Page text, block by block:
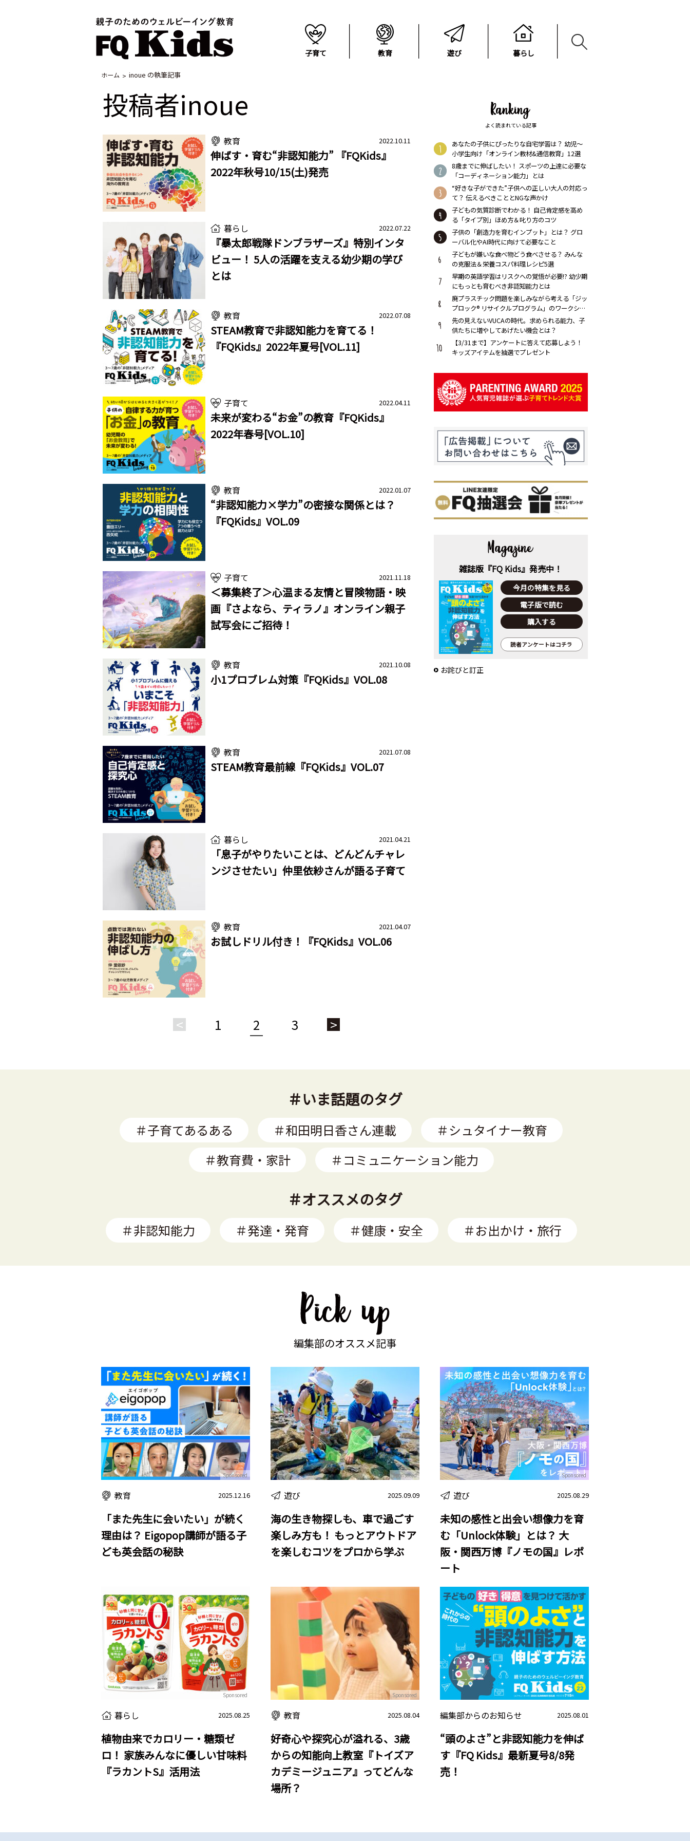
子育て 教育 遊び 暮らし
ホーム inoue の執筆記事
投稿者inoue
教育 2022.10.11
伸ばす・育む“非認知能力” 『FQKids』
2022年秋号10/15(土)発売
暮らし 2022.07.22
『暴太郎戦隊ドンブラザーズ』特別インタ
ビュー！ 5人の活躍を支える幼少期の学び
とは
教育 2022.07.08
STEAM教育で非認知能力を育てる！
『FQKids』2022年夏号[VOL.11]
子育て 2022.04.11
未来が変わる“お金”の教育『FQKids』
2022年春号[VOL.10]
教育 2022.01.07
“非認知能力×学力”の密接な関係とは？
『FQKids』VOL.09
子育て 2021.11.18
＜募集終了＞心温まる友情と冒険物語・映
画『さよなら、ティラノ』オンライン親子
試写会にご招待！
教育 2021.10.08
小1プロブレム対策『FQKids』VOL.08
教育 2021.07.08
STEAM教育最前線『FQKids』VOL.07
暮らし 2021.04.21
「息子がやりたいことは、どんどんチャレ
ンジさせたい」仲里依紗さんが語る子育て
教育 2021.04.07
お試しドリル付き！『FQKids』VOL.06
< 1 2 3 >
よく読まれている記事
あなたの子供にぴったりな自宅学習は？ 幼児〜
小学生向け「オンライン教材&通信教育」12選
8歳までに伸ばしたい！ スポーツの上達に必要な
「コーディネーション能力」とは
“好きな子ができた”子供への正しい大人の対応っ
て？ 伝えるべきこととNGな声かけ
子どもの気質診断でわかる！ 自己肯定感を高め
る「タイプ別」ほめ方＆叱り方のコツ
子供の「創造力を育むインプット」とは？ グロ
ーバル化やAI時代に向けて必要なこと
子どもが嫌いな食べ物どう食べさせる？ みんな
の克服法＆栄養コスパ料理レシピ5選
早期の英語学習はリスクへの覚悟が必要!? 幼少期
にもっとも育むべき非認知能力とは
廃プラスチック問題を楽しみながら考える「ジッ
プロック® リサイクルプログラム」のワークショ
ップをレポート！
先の見えないVUCAの時代。求められる能力、子
供たちに増やしてあげたい機会とは？
【3/31まで】アンケートに答えて応募しよう！
キッズアイテムを抽選でプレゼント
雑誌版『FQ Kids』発売中！
今月の特集を見る
電子版で読む
購入する
読者アンケートはコチラ
お詫びと訂正
＃いま話題のタグ
＃子育てあるある ＃和田明日香さん連載
＃シュタイナー教育
＃教育費・家計
＃コミュニケーション能力
＃オススメのタグ
＃非認知能力 ＃発達・発育 ＃健康・安全 ＃お出かけ・旅行
編集部のオススメ記事
教育 2025.12.16
「また先生に会いたい」が続く
理由は？ Eigopop講師が語る子
ども英会話の秘訣
Sponsored
遊び 2025.09.09
海の生き物探しも、車で過ごす
楽しみ方も！ もっとアウトドア
を楽しむコツをプロから学ぶ
Sponsored
遊び 2025.08.29
未知の感性と出会い想像力を育
む「Unlock体験」とは？ 大
阪・関西万博『ノモの国』レポ
ート
Sponsored
暮らし 2025.08.25
植物由来でカロリー・糖類ゼ
ロ！ 家族みんなに優しい甘味料
『ラカントS』活用法
Sponsored
教育 2025.08.04
好奇心や探究心が溢れる、3歳
からの知能向上教室『トイズア
カデミージュニア』ってどんな
場所？
Sponsored
編集部からのお知らせ 2025.08.01
“頭のよさ”と非認知能力を伸ば
す『FQ Kids』最新夏号8/8発
売！